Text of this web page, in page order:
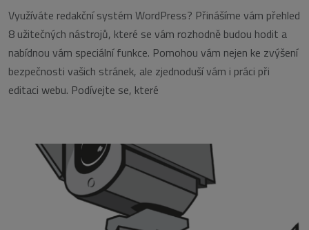
Využíváte redakční systém WordPress? Přinášíme vám přehled
8 užitečných nástrojů, které se vám rozhodně budou hodit a
nabídnou vám speciální funkce. Pomohou vám nejen ke zvýšení
bezpečnosti vašich stránek, ale zjednoduší vám i práci při
editaci webu. Podívejte se, které